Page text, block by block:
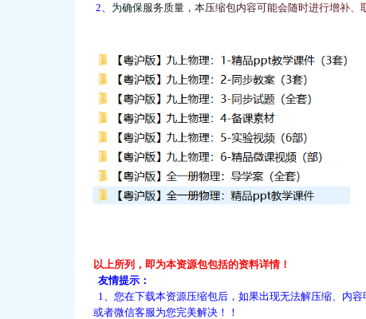
2、 为确保服务质量 ， 本压缩包内容可能会随时进行增补、
以上所列，即为本资源包包括的资料详情！
友情提示：
1、您在下载本资源压缩包后，如果出现无法解压缩、内
或者微信客服为您完美解决！！